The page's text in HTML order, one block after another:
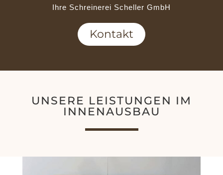
Ihre Schreinerei Scheller GmbH
Kontakt
UNSERE LEISTUNGEN IM
INNENAUSBAU